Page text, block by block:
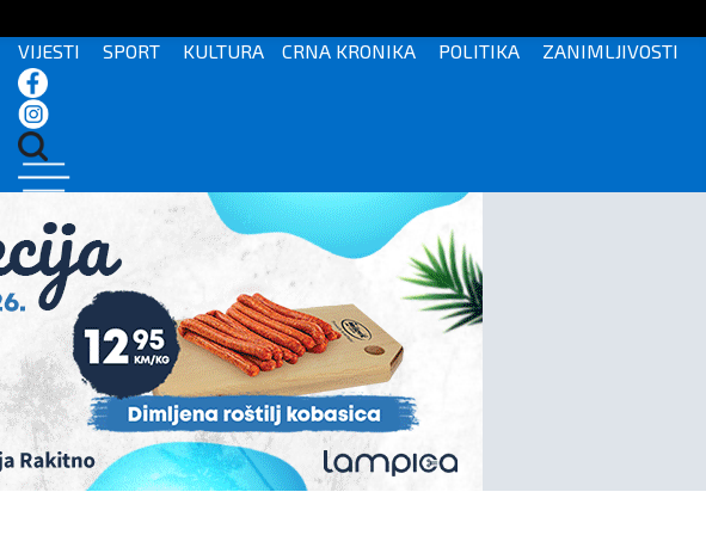
VIJESTI SPORT KULTURA CRNA KRONIKA POLITIKA ZANIMLJIVOSTI